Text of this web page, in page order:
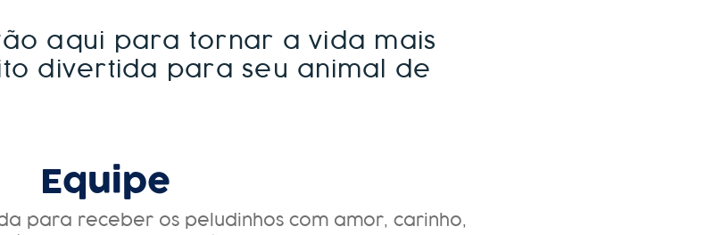
aqui para tornar a vida mais
divertida para seu animal de
Equipe
para receber os peludinhos com amor, carinho,